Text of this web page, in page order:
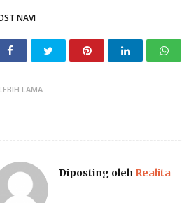
NAVI
LEBIH LAMA
Diposting oleh Realita